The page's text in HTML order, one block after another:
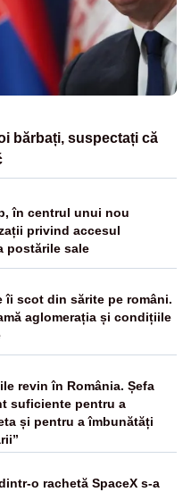
bărbați, suspectați că
în centrul unui nou
privind accesul
postările sale
îi scot din sărite pe români.
aglomerația și condițiile
revin în România. Șefa
suficiente pentru a
și pentru a îmbunătăți
o rachetă SpaceX s-a